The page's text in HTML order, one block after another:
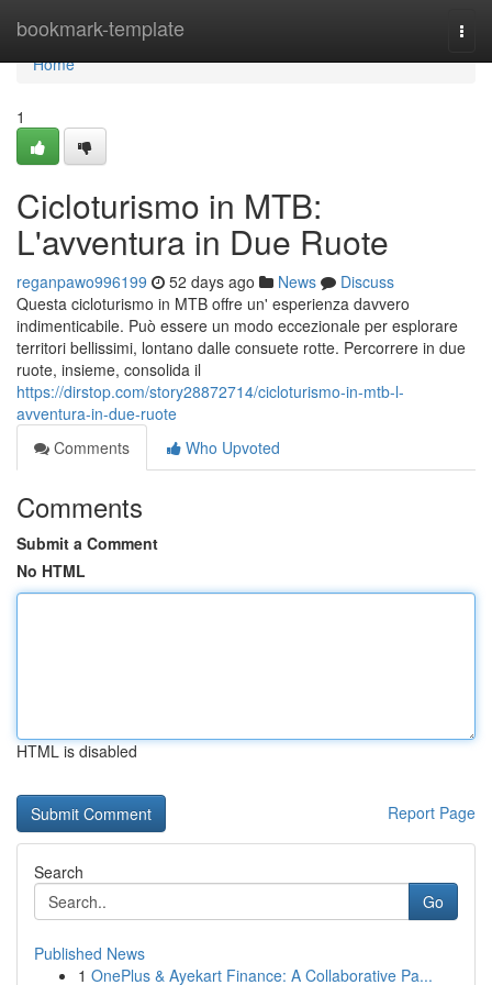
bookmark-template
Home
Home
1
Cicloturismo in MTB:
L'avventura in Due Ruote
reganpawo996199 52 days ago News
Discuss
Questa cicloturismo in MTB offre un' esperienza davvero
indimenticabile. Può essere un modo eccezionale per esplorare
territori bellissimi, lontano dalle consuete rotte. Percorrere in due
ruote, insieme, consolida il
https://dirstop.com/story28872714/cicloturismo-in-mtb-l-
avventura-in-due-ruote
Comments
Who Upvoted
Comments
Submit a Comment
No HTML
HTML is disabled
Report Page
Search
Go
Published News
1 OnePlus & Ayekart Finance: A Collaborative Pa...